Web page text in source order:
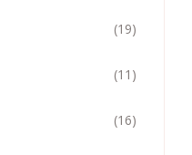
(19)
(11)
(16)